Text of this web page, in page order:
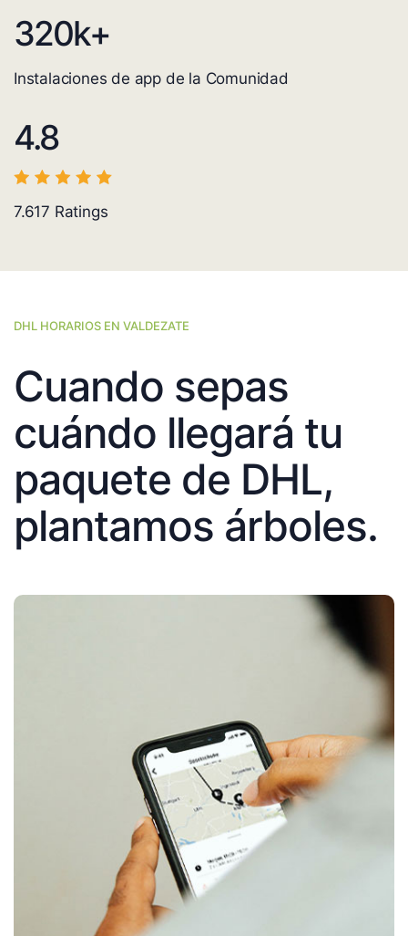
320k+
Instalaciones de app de la Comunidad
4.8
7.617 Ratings
DHL HORARIOS EN VALDEZATE
Cuando sepas
cuándo llegará tu
paquete de DHL,
plantamos árboles.